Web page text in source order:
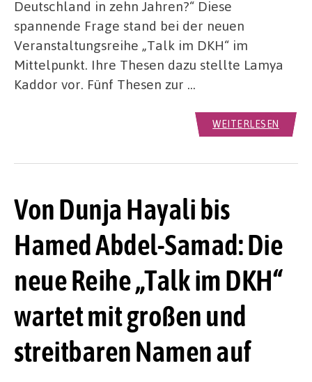
Deutschland in zehn Jahren?“ Diese
spannende Frage stand bei der neuen
Veranstaltungsreihe „Talk im DKH“ im
Mittelpunkt. Ihre Thesen dazu stellte Lamya
Kaddor vor. Fünf Thesen zur …
WEITERLESEN
Von Dunja Hayali bis
Hamed Abdel-Samad: Die
neue Reihe „Talk im DKH“
wartet mit großen und
streitbaren Namen auf